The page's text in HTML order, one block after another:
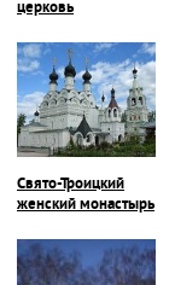
церковь
Свято-Троицкий
женский монастырь